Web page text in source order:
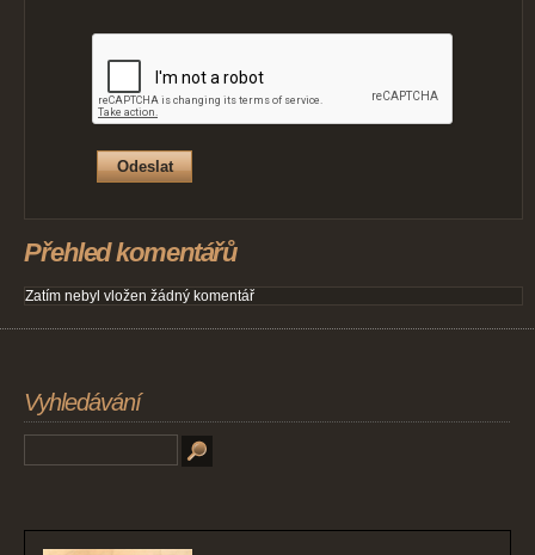
Přehled komentářů
Zatím nebyl vložen žádný komentář
Vyhledávání